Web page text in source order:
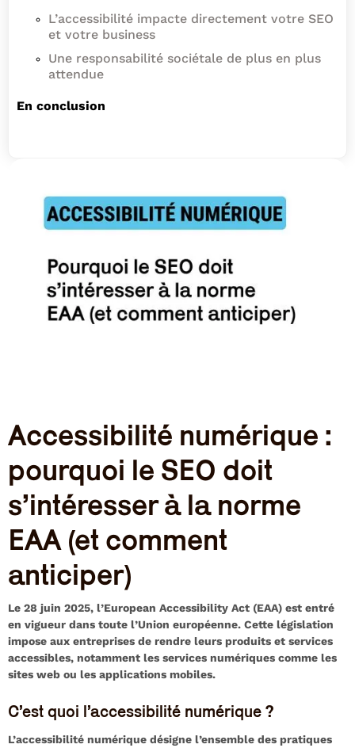
L’accessibilité impacte directement votre SEO
et votre business
Une responsabilité sociétale de plus en plus
attendue
En conclusion
Accessibilité numérique :
pourquoi le SEO doit
s’intéresser à la norme
EAA (et comment
anticiper)
Le 28 juin 2025, l’European Accessibility Act (EAA) est entré
en vigueur dans toute l’Union européenne. Cette législation
impose aux entreprises de rendre leurs produits et services
accessibles, notamment les services numériques comme les
sites web ou les applications mobiles.
C’est quoi l’accessibilité numérique ?
L’accessibilité numérique désigne l’ensemble des pratiques